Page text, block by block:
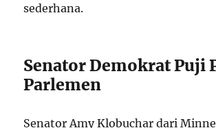
sederhana.
Senator Demokrat Puji
Parlemen
Senator Amy Klobuchar dari